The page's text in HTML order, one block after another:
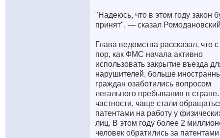
"Надеюсь, что в этом году закон
принят", — сказал
Глава ведомства рассказал, что с
пор, как ФМС начала активно
использовать закрытие въезда
нарушителей, больше
граждан озаботились вопросом
легального пребывания в
частности, чаще стали
патентами на работу у
лиц. В этом году более 2
человек обратились за